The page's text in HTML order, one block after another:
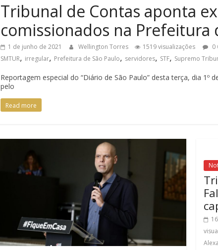
Tribunal de Contas aponta
comissionados na Prefeitura
1 de junho de 2021 Wellington Torres 1519 visualizações 0
SMTUR, irregular, Prefeitura de São Paulo, servidores, STF, Supremo
Reportagem especial do “Diário de São Paulo” desta terça, dia 1º
pelo
Read more